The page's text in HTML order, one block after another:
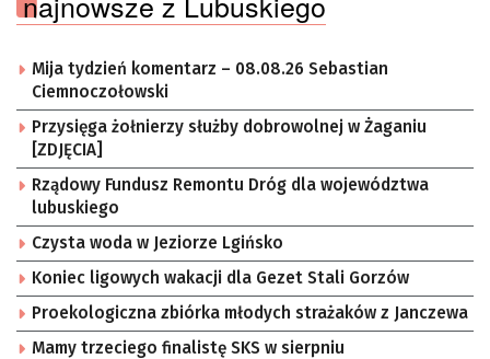
Mija tydzień komentarz – 08.08.26 Sebastian
Ciemnoczołowski
Przysięga żołnierzy służby dobrowolnej w Żaganiu
[ZDJĘCIA]
Rządowy Fundusz Remontu Dróg dla województwa
lubuskiego
Czysta woda w Jeziorze Lgińsko
Koniec ligowych wakacji dla Gezet Stali Gorzów
Proekologiczna zbiórka młodych strażaków z Janczewa
Mamy trzeciego finalistę SKS w sierpniu